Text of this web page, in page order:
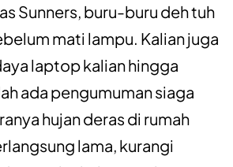
Sunners, buru-buru deh tuh
mati lampu. Kalian juga
laptop kalian hingga
ada pengumuman siaga
hujan deras di rumah
lama, kurangi